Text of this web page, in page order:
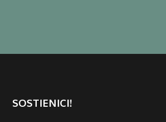
SOSTIENICI!